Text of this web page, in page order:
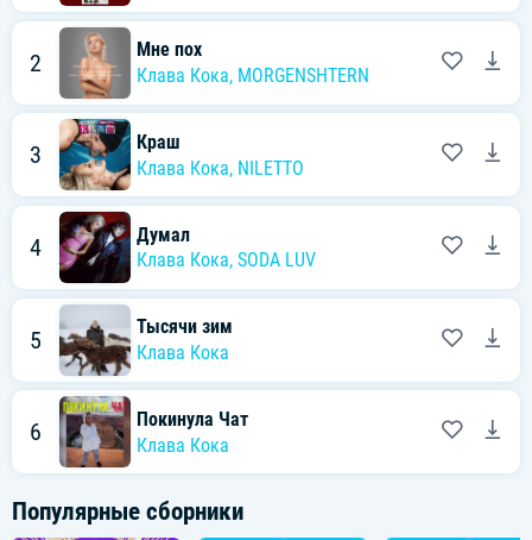
2
Мне пох
Клава Кока, MORGENSHTERN
3
Краш
Клава Кока, NILETTO
4
Думал
Клава Кока, SODA LUV
5
Тысячи зим
Клава Кока
6
Покинула Чат
Клава Кока
Популярные сборники